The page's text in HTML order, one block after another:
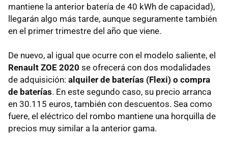
mantiene la anterior batería de 40 kWh de capacidad),
llegarán algo más tarde, aunque seguramente también
en el primer trimestre del año que viene.
De nuevo, al igual que ocurre con el modelo saliente, el
Renault ZOE 2020 se ofrecerá con dos modalidades
de adquisición: alquiler de baterías (Flexi) o compra
de baterías. En este segundo caso, su precio arranca
en 30.115 euros, también con descuentos. Sea como
fuere, el eléctrico del rombo mantiene una horquilla de
precios muy similar a la anterior gama.